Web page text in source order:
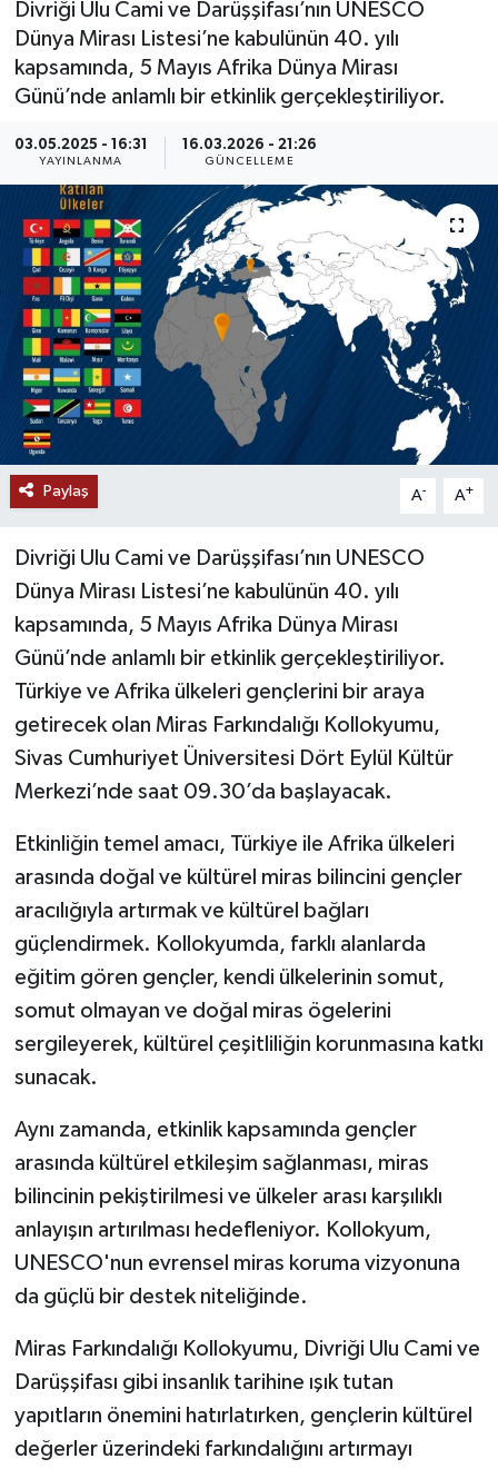
Divriği Ulu Cami ve Darüşşifası’nın UNESCO
Dünya Mirası Listesi’ne kabulünün 40. yılı
kapsamında, 5 Mayıs Afrika Dünya Mirası
Günü’nde anlamlı bir etkinlik gerçekleştiriliyor.
03.05.2025 - 16:31
YAYINLANMA
16.03.2026 - 21:26
GÜNCELLEME
Paylaş A- A+
Divriği Ulu Cami ve Darüşşifası’nın UNESCO
Dünya Mirası Listesi’ne kabulünün 40. yılı
kapsamında, 5 Mayıs Afrika Dünya Mirası
Günü’nde anlamlı bir etkinlik gerçekleştiriliyor.
Türkiye ve Afrika ülkeleri gençlerini bir araya
getirecek olan Miras Farkındalığı Kollokyumu,
Sivas Cumhuriyet Üniversitesi Dört Eylül Kültür
Merkezi’nde saat 09.30’da başlayacak.
Etkinliğin temel amacı, Türkiye ile Afrika ülkeleri
arasında doğal ve kültürel miras bilincini gençler
aracılığıyla artırmak ve kültürel bağları
güçlendirmek. Kollokyumda, farklı alanlarda
eğitim gören gençler, kendi ülkelerinin somut,
somut olmayan ve doğal miras ögelerini
sergileyerek, kültürel çeşitliliğin korunmasına katkı
sunacak.
Aynı zamanda, etkinlik kapsamında gençler
arasında kültürel etkileşim sağlanması, miras
bilincinin pekiştirilmesi ve ülkeler arası karşılıklı
anlayışın artırılması hedefleniyor. Kollokyum,
UNESCO'nun evrensel miras koruma vizyonuna
da güçlü bir destek niteliğinde.
Miras Farkındalığı Kollokyumu, Divriği Ulu Cami ve
Darüşşifası gibi insanlık tarihine ışık tutan
yapıtların önemini hatırlatırken, gençlerin kültürel
değerler üzerindeki farkındalığını artırmayı
MAGAZİN
ÖZEL HABER
RESMİ İLANLAR
SAĞLIK
SİYASET
SOSYAL YARDIMLAR
SPONSORLU YAZI
TEKNOLOJİ
YAŞAM